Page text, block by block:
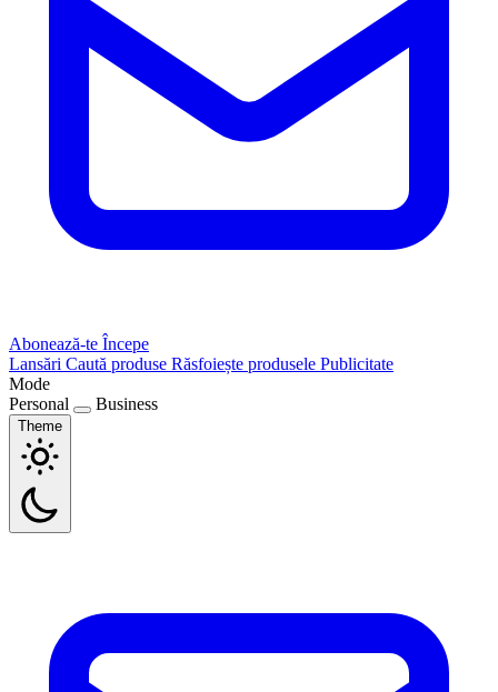
Abonează-te Începe
Lansări Caută produse Răsfoiește produsele Publicitate
Mode
Personal
Business
Theme